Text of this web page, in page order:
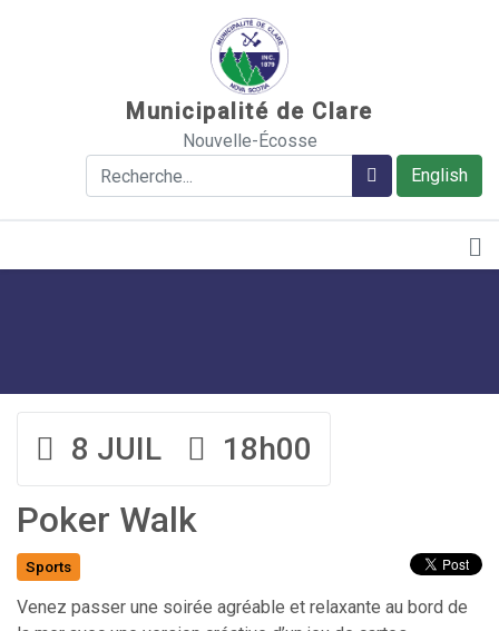
Municipalité de Clare
Nouvelle-Écosse
English
Rechercher Rechercher
8 JUIL 18h00
Poker Walk
Sports
Venez passer une soirée agréable et relaxante au bord de